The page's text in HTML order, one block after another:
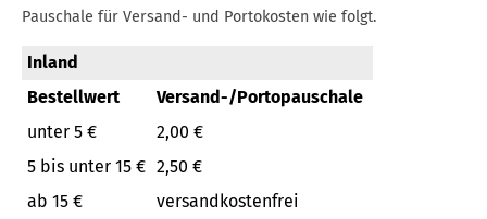
Pauschale für Versand- und Portokosten wie folgt.
Inland
Bestellwert
Versand-/Portopauschale
unter 5 €
2,00 €
5 bis unter 15 € 2,50 €
ab 15 €
versandkostenfrei